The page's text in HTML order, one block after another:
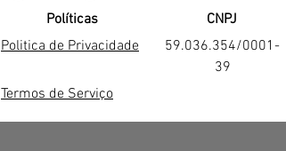
Políticas
Politica de Privacidade
CNPJ
59.036.354/0001-
39
Termos de Serviço